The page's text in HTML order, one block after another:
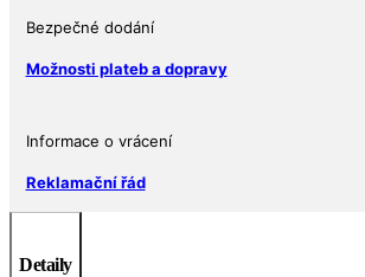
Bezpečné dodání
Možnosti plateb a dopravy
Informace o vrácení
Reklamační řád
Detaily